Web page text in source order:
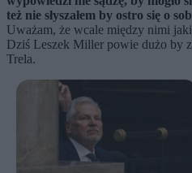
też nie słyszałem by ostro się o
Uważam, że wcale między nimi
Dziś Leszek Miller powie dużo by
Trela.